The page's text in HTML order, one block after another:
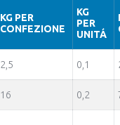
KG PER
CONFEZIONE
KG
PER
UNITÁ
2,5 0,1
16 0,2